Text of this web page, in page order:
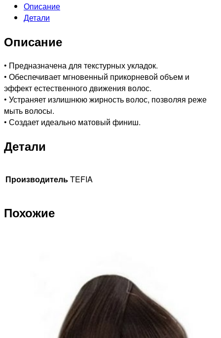
Описание
Детали
Описание
• Предназначена для текстурных укладок.
• Обеспечивает мгновенный прикорневой объем и
эффект естественного движения волос.
• Устраняет излишнюю жирность волос, позволяя реже
мыть волосы.
• Создает идеально матовый финиш.
Детали
ПроизводительTEFIA
Похожие